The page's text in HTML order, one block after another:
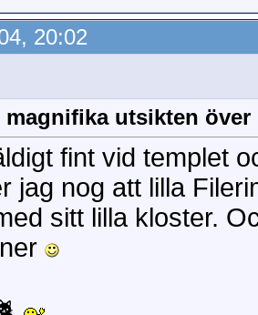
20:02
magnifika utsikten
fint vid templet
jag nog att lilla
sitt lilla kloster.